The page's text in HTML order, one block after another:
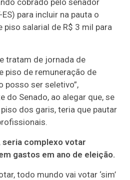
cobrado pelo senador
para incluir na pauta o
piso salarial de R$ 3 mil para
tratam de jornada de
piso de remuneração de
posso ser seletivo”,
do Senado, ao alegar que, se
dos garis, teria que pautar
seria complexo votar
gastos em ano de eleição.
todo mundo vai votar ‘sim’